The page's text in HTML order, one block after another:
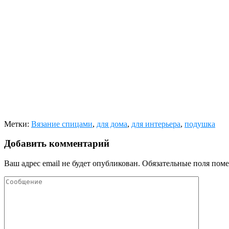
Метки: Вязание спицами, для дома, для интерьера, подушка
Добавить комментарий
Ваш адрес email не будет опубликован. Обязательные поля